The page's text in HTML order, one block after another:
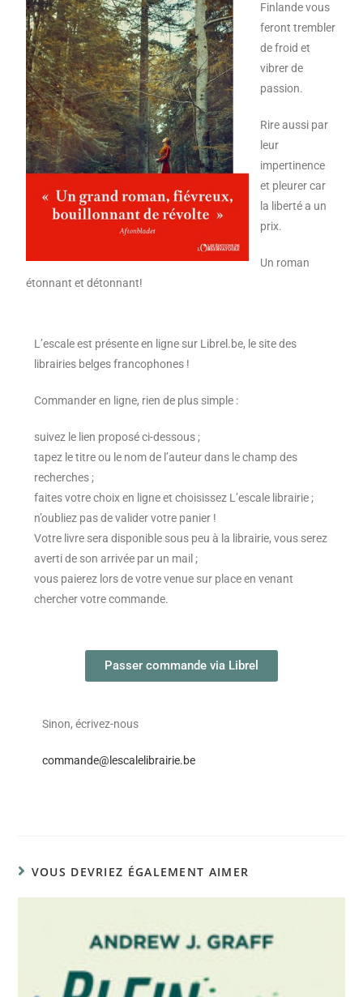
Finlande vous
feront trembler
de froid et
vibrer de
passion.
Rire aussi par
leur
impertinence
et pleurer car
la liberté a un
prix.
Un roman
étonnant et détonnant!
L’escale est présente en ligne sur Librel.be, le site des
librairies belges francophones !
Commander en ligne, rien de plus simple :
suivez le lien proposé ci-dessous ;
tapez le titre ou le nom de l’auteur dans le champ des
recherches ;
faites votre choix en ligne et choisissez L’escale librairie ;
n’oubliez pas de valider votre panier !
Votre livre sera disponible sous peu à la librairie, vous serez
averti de son arrivée par un mail ;
vous paierez lors de votre venue sur place en venant
chercher votre commande.
Passer commande via Librel
Sinon, écrivez-nous
commande@lescalelibrairie.be
VOUS DEVRIEZ ÉGALEMENT AIMER